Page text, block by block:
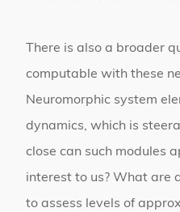
There is also a broader
computable with these
Neuromorphic system
dynamics, which is
close can such modules
interest to us? What are
to assess levels of